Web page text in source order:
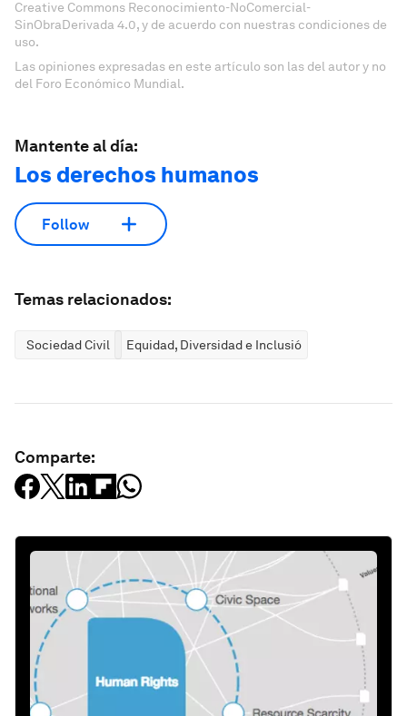
Creative Commons Reconocimiento-NoComercial-
SinObraDerivada 4.0, y de acuerdo con nuestras condiciones de
uso.
Las opiniones expresadas en este artículo son las del autor y no
del Foro Económico Mundial.
Mantente al día:
Los derechos humanos
Follow
Temas relacionados:
Sociedad Civil Equidad, Diversidad e Inclusión
Comparte: